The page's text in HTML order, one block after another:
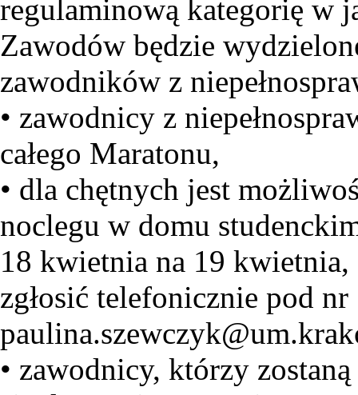
regulaminową kategorię w
Zawodów będzie
zawodników z
• zawodnicy z
całego Maratonu,
• dla chętnych jest
noclegu w domu
18 kwietnia na 19 kwietnia,
zgłosić telefonicznie pod
• zawodnicy, którzy